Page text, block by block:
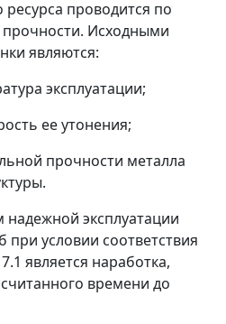
проводится по
Исходными
являются:
эксплуатации;
ее утонения;
прочности металла
эксплуатации
при условии соответствия
является наработка,
времени до